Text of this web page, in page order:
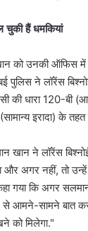
चुकी हैं धमकियां
को उनकी ऑफिस
पुलिस ने लॉरेंस
की धारा 120-बी
इरादा) के तहत
खान ने लॉरेंस
और अगर नहीं, तो
गया कि अगर
से आमने-सामने बात
को मिलेगा."